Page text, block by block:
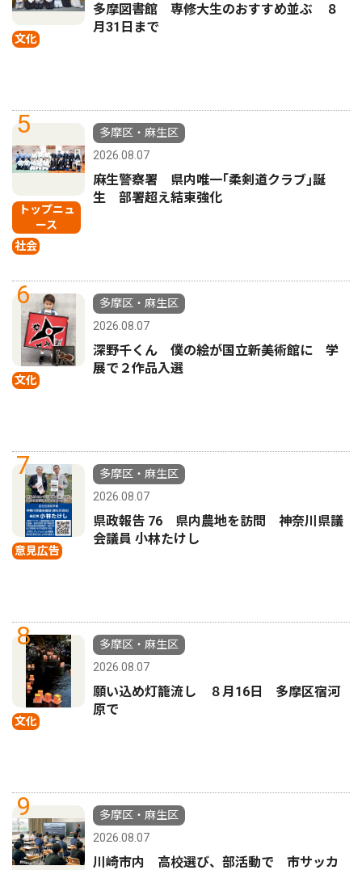
文化
多摩図書館 専修大生のおすすめ並ぶ ８
月31日まで
5
トップニュ
ース
社会
多摩区・麻生区
2026.08.07
麻生警察署 県内唯一｢柔剣道クラブ｣誕
生 部署超え結束強化
6
文化
多摩区・麻生区
2026.08.07
深野千くん 僕の絵が国立新美術館に 学
展で２作品入選
7
意見広告
多摩区・麻生区
2026.08.07
県政報告 76 県内農地を訪問 神奈川県議
会議員 小林たけし
8
文化
多摩区・麻生区
2026.08.07
願い込め灯籠流し ８月16日 多摩区宿河
原で
9
多摩区・麻生区
2026.08.07
川崎市内 高校選び、部活動で 市サッカ